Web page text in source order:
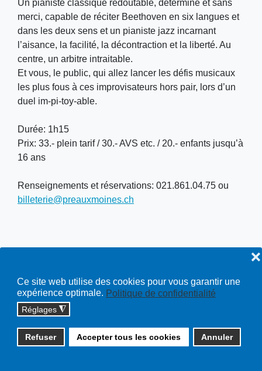
Ce site web utilise des cookies pour vous garantir une
expérience optimale. Politique de confidentialité
Réglages ◮
Refuser Accepter tous les cookies Annuler
❌
Un pianiste classique redoutable, déterminé et sans
merci, capable de réciter Beethoven en six langues et
dans les deux sens et un pianiste jazz incarnant
l’aisance, la facilité, la décontraction et la liberté. Au
centre, un arbitre intraitable.
Et vous, le public, qui allez lancer les défis musicaux
les plus fous à ces improvisateurs hors pair, lors d’un
duel im-pi-toy-able.
Durée: 1h15
Prix: 33.- plein tarif / 30.- AVS etc. / 20.- enfants jusqu’à
16 ans
Renseignements et réservations: 021.861.04.75 ou
billeterie@preauxmoines.ch
Copyright © 2026 cossonay.ch - tous droits réservés | site :
solutions informatiques